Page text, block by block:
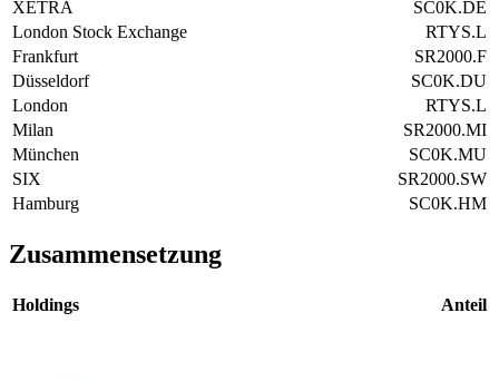
XETRA
SC0K.DE
London Stock Exchange
RTYS.L
Frankfurt
SR2000.F
Düsseldorf
SC0K.DU
London
RTYS.L
Milan
SR2000.MI
München
SC0K.MU
SIX
SR2000.SW
Hamburg
SC0K.HM
Zusammensetzung
Holdings Anteil